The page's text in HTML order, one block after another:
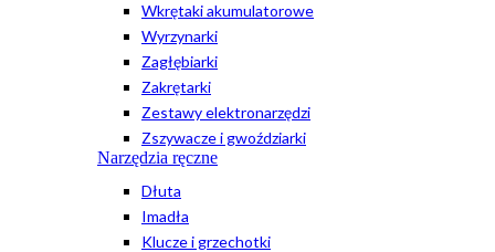
Wkrętaki akumulatorowe
Wyrzynarki
Zagłębiarki
Zakrętarki
Zestawy elektronarzędzi
Zszywacze i gwoździarki
Narzędzia ręczne
Dłuta
Imadła
Klucze i grzechotki